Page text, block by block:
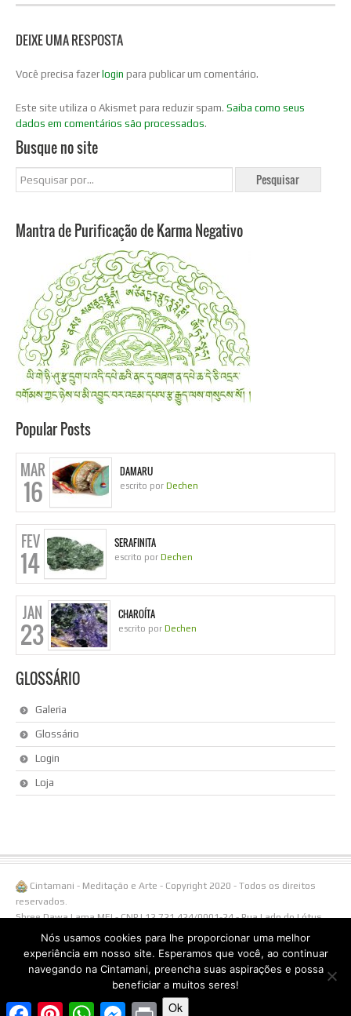
DEIXE UMA RESPOSTA
Você precisa fazer login para publicar um comentário.
Este site utiliza o Akismet para reduzir spam. Saiba como seus
dados em comentários são processados.
Busque no site
Mantra de Purificação de Karma Negativo
Popular Posts
MAR
16
DAMARU
escrito por Dechen
FEV
14
SERAFINITA
escrito por Dechen
JAN
23
CHAROÍTA
escrito por Dechen
GLOSSÁRIO
Galeria
Glossário
Login
Loja
Cintamani - Meditação e Arte - Copyright 2020 - Todos os direitos
reservados.
Shree Dawa Lama MEI - CNPJ 12.721.424/0001-24 - Rua Lado do Lótus,
108/ Linha Águas Brancas, 1238 - 95650-000 Três Coroas - RS -
Fone/Whatsapp (51)996538855.
FacebookPinterestWhatsAppMessenger
Print
Nós usamos cookies para lhe proporcionar uma melhor
experiência em nosso site. Esperamos que você, ao continuar
navegando na Cintamani, preencha suas aspirações e possa
beneficiar a muitos seres!
Ok